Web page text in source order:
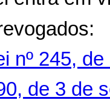
nº 245,
de 3 de